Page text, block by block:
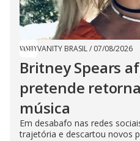
VANITY BRASIL/ 07/08/2026
Britney Spears
pretende
música
Em desabafo nas redes
trajetória e descartou novos